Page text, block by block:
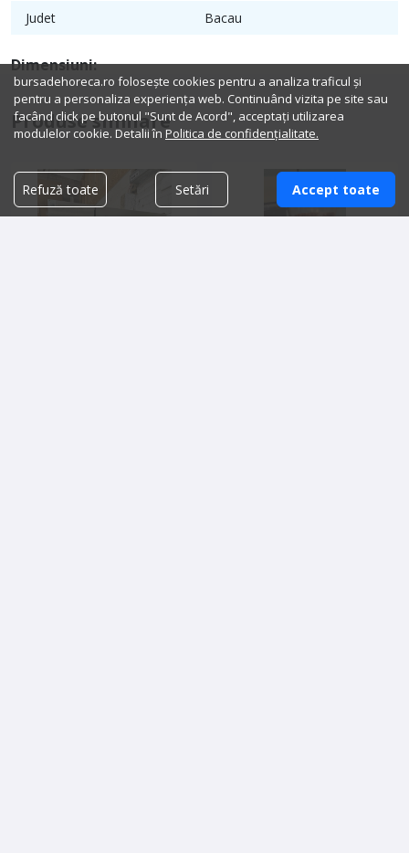
Judet
Bacau
Dimensiuni:
Produse similare
bursadehoreca.ro folosește cookies pentru a analiza traficul și
pentru a personaliza experiența web. Continuând vizita pe site sau
facând click pe butonul "Sunt de Acord", acceptați utilizarea
modulelor cookie. Detalii în Politica de confidențialitate.
Refuză toate Setări Accept toate